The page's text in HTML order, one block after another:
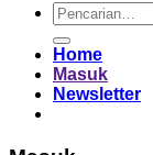
Pencarian
untuk:
Home
Masuk
Newsletter